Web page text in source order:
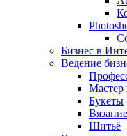
Бизнес в
Ведение
Мастер
Букеты
Вязание
Шитьё